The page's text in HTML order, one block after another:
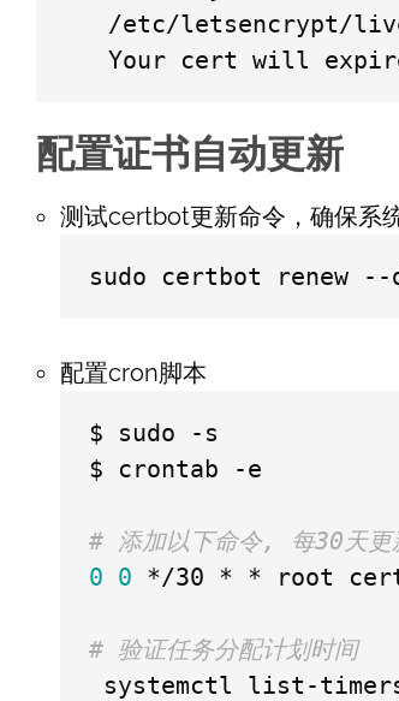
/etc/letsencrypt/
Your cert will
配置证书自动更新
测试certbot更新命令，确保系
sudo certbot renew --
配置cron脚本
$ sudo -s
$ crontab -e
# 添加以下命令, 每30天更
0 0 */30 * * root
# 验证任务分配计划时间